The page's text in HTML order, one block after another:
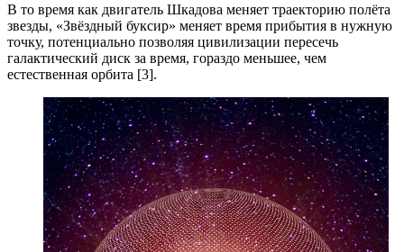
В то время как двигатель Шкадова меняет траекторию полёта
звезды, «Звёздный буксир» меняет время прибытия в нужную
точку, потенциально позволяя цивилизации пересечь
галактический диск за время, гораздо меньшее, чем
естественная орбита [3].